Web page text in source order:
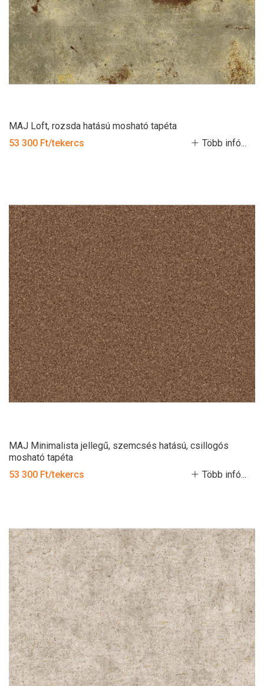
MAJ Loft, rozsda hatású mosható tapéta
53 300 Ft/tekercs
Több infó...
MAJ Minimalista jellegű, szemcsés hatású, csillogós
mosható tapéta
53 300 Ft/tekercs
Több infó...